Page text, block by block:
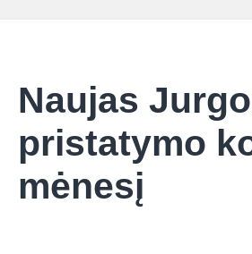
Naujas
pristatymo
mėnesį